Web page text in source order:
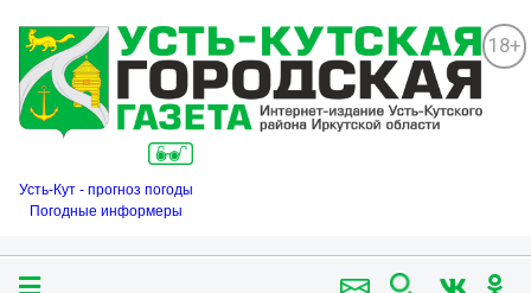
18+
Усть-Кут - прогноз погоды
Погодные информеры